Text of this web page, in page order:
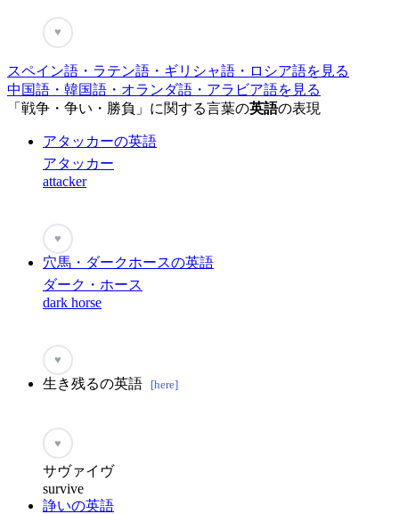
♥
スペイン語・ラテン語・ギリシャ語・ロシア語を見る
中国語・韓国語・オランダ語・アラビア語を見る
「戦争・争い・勝負」に関する言葉の英語の表現
アタッカーの英語
アタッカー
attacker
♥
穴馬・ダークホースの英語
ダーク・ホース
dark horse
♥
生き残るの英語 [here]
♥
サヴァイヴ
survive
諍いの英語